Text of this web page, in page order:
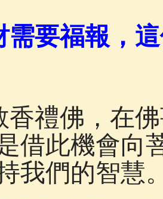
事(37) 佛說療痔(腫瘤)
需要福報，
香禮佛，在
借此機會向
我們的智慧